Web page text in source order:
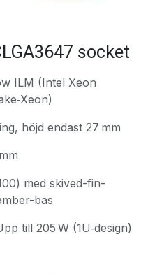
socket
ILM (Intel Xeon
höjd endast 27 mm
med skived-fin-
bas
till 205 W (1U‑design)